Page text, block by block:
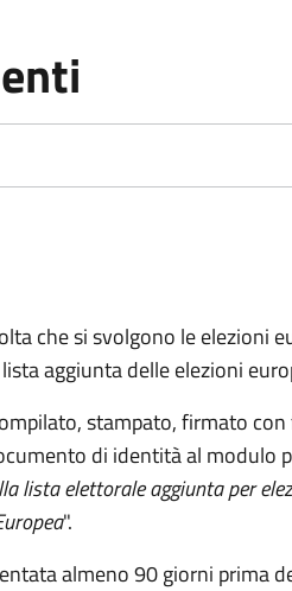
che si svolgono le elezioni
aggiunta delle elezioni
stampato, firmato
di identità al modulo
lista elettorale aggiunta per
".
almeno 90 giorni prima